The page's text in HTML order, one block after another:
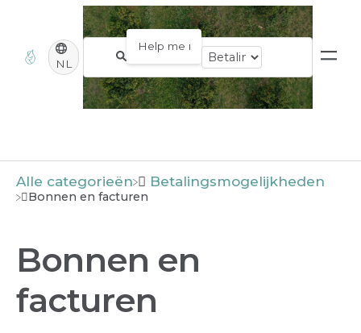
NL
Alle categorieën ​Betalingsmogelijkheden
Bonnen en facturen
Bonnen en
facturen